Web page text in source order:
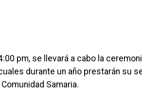
pm, se llevará a cabo la
durante un año prestarán su
Samaria.